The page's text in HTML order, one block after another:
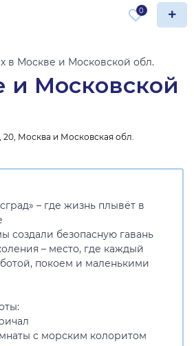
0
в Москве и Московской обл.
и Московской
Москва и Московская обл.
– где жизнь плывёт в
создали безопасную гавань
– место, где каждый
покоем и маленькими
с морским колоритом